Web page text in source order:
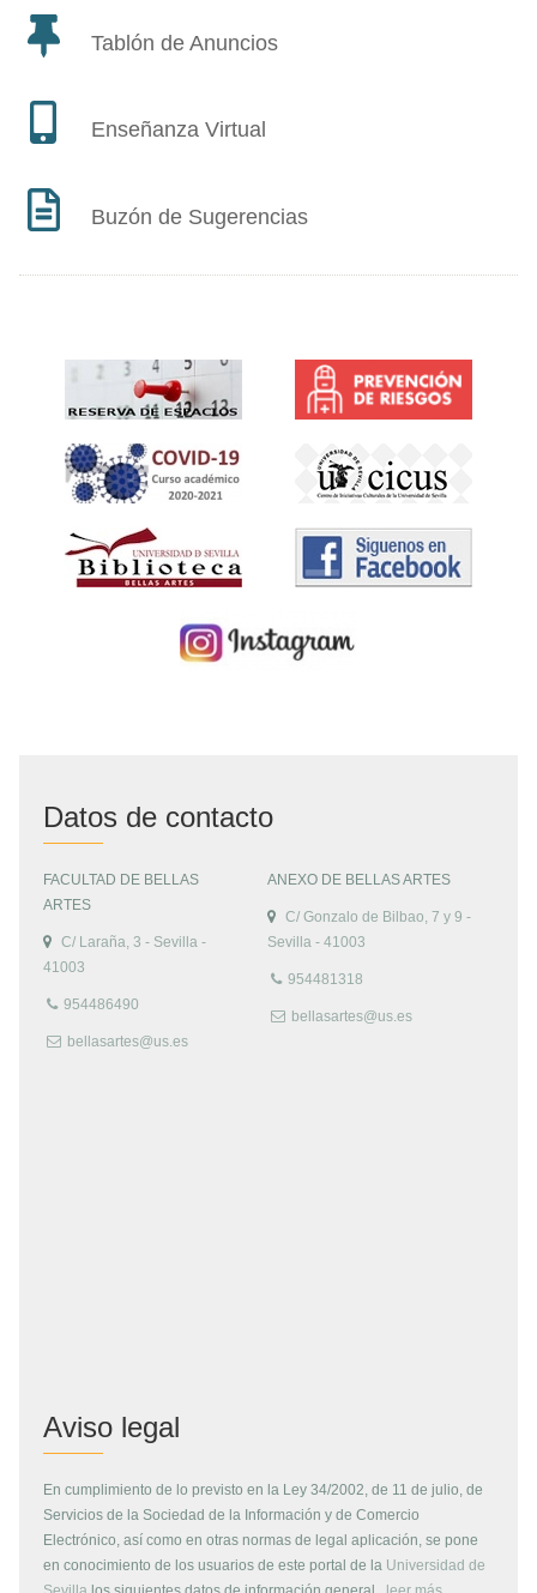
Tablón de Anuncios
Enseñanza Virtual
Buzón de Sugerencias
Datos de contacto
FACULTAD DE BELLAS
ARTES
C/ Laraña, 3 - Sevilla -
41003
954486490
bellasartes@us.es
ANEXO DE BELLAS ARTES
C/ Gonzalo de Bilbao, 7 y 9 -
Sevilla - 41003
954481318
bellasartes@us.es
Aviso legal
En cumplimiento de lo previsto en la Ley 34/2002, de 11 de julio, de
Servicios de la Sociedad de la Información y de Comercio
Electrónico, así como en otras normas de legal aplicación, se pone
en conocimiento de los usuarios de este portal de la Universidad de